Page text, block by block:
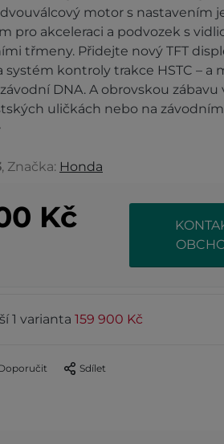
motor s nastavením
pro akceleraci a podvozek s
třmeny. Přidejte nový TFT
kontroly trakce HSTC – a
DNA. A obrovskou zábavu
uličkách nebo na
, Značka: Honda
Kč
1 varianta 159 900 Kč
Sdílet